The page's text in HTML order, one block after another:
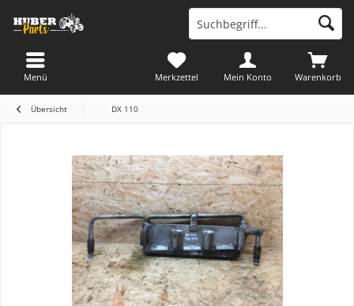
Warenkorb
Merkzettel Mein Konto
Menü
Übersicht DX 110